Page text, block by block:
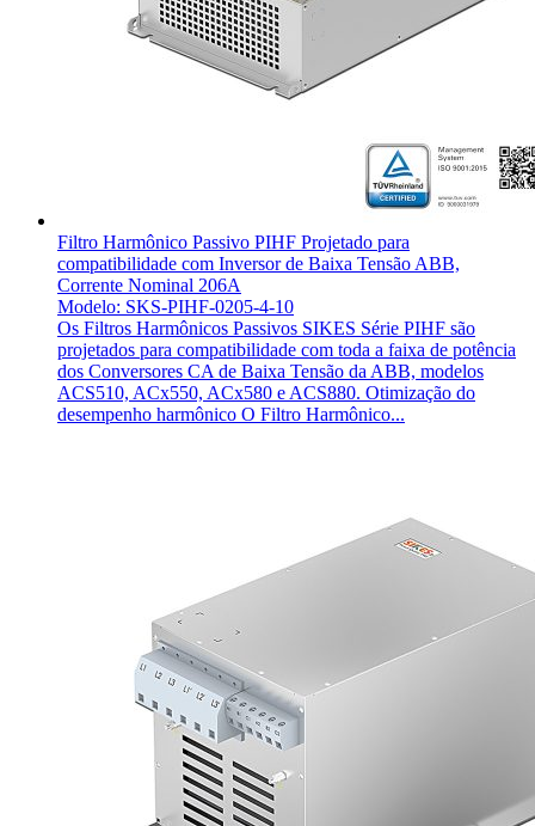
Filtro Harmônico Passivo PIHF Projetado para
compatibilidade com Inversor de Baixa Tensão ABB,
Corrente Nominal 206A
Modelo: SKS-PIHF-0205-4-10
Os Filtros Harmônicos Passivos SIKES Série PIHF são
projetados para compatibilidade com toda a faixa de potência
dos Conversores CA de Baixa Tensão da ABB, modelos
ACS510, ACx550, ACx580 e ACS880. Otimização do
desempenho harmônico O Filtro Harmônico...